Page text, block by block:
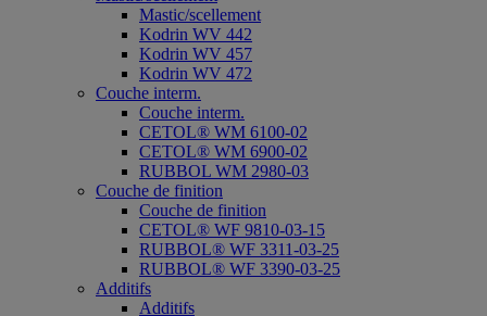
Mastic/scellement
Kodrin WV 442
Kodrin WV 457
Kodrin WV 472
Couche interm.
Couche interm.
CETOL® WM 6100-02
CETOL® WM 6900-02
RUBBOL WM 2980-03
Couche de finition
Couche de finition
CETOL® WF 9810-03-15
RUBBOL® WF 3311-03-25
RUBBOL® WF 3390-03-25
Additifs
Additifs